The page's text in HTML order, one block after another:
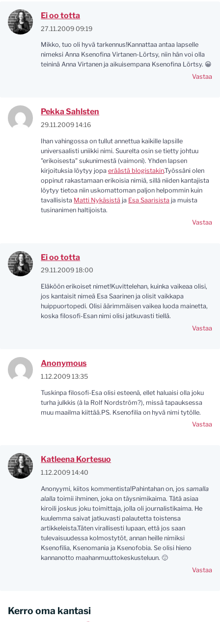
Ei oo totta
27.11.2009 09:19
Mikko, tuo oli hyvä tarkennus!Kannattaa antaa lapselle
nimeksi Anna Ksenofina Virtanen-Lörtsy, niin hän voi olla
teininä Anna Virtanen ja aikuisempana Ksenofina Lörtsy. 😀
Vastaa
Pekka Sahlsten
29.11.2009 14:16
Ihan vahingossa on tullut annettua kaikille lapsille
universaalisti uniikki nimi. Suurelta osin se tietty johtuu
"erikoisesta" sukunimestä (vaimoni). Yhden lapsen
kirjoituksia löytyy jopaeräästä blogistakin.Työssäni olen
oppinut rakastamaan erikoisia nimiä, sillä niiden kantajista
löytyy tietoa niin uskomattoman paljon helpommin kuin
tavallisista Matti Nykäsistä ja Esa Saarisista ja muista
tusinanimen haltijoista.
Vastaa
Ei oo totta
29.11.2009 18:00
Eläköön erikoiset nimet!Kuvittelehan, kuinka vaikeaa olisi,
jos kantaisit nimeä Esa Saarinen ja olisit vaikkapa
huippuortopedi. Olisi äärimmäisen vaikea luoda mainetta,
koska filosofi-Esan nimi olisi jatkuvasti tiellä.
Vastaa
Anonymous
1.12.2009 13:35
Tuskinpa filosofi-Esa olisi esteenä, ellet haluaisi olla joku
turha julkkis (à la Rolf Nordström?), missä tapauksessa
muu maailma kiittää.PS. Ksenofilia on hyvä nimi tytölle.
Vastaa
Katleena Kortesuo
1.12.2009 14:40
Anonyymi, kiitos kommentista!Pahintahan on, jossamalla
alalla toimii ihminen, joka on täysnimikaima. Tätä asiaa
kiroili joskus joku toimittaja, jolla oli journalistikaima. He
kuulemma saivat jatkuvasti palautetta toistensa
artikkeleista.Täten virallisesti lupaan, että jos saan
tulevaisuudessa kolmostytöt, annan heille nimiksi
Ksenofilia, Ksenomania ja Ksenofobia. Se olisi hieno
kannanotto maahanmuuttokeskusteluun. 🙂
Vastaa
Kerro oma kantasi